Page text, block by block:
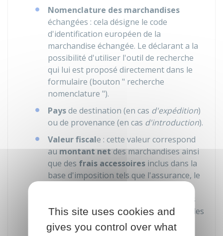
Nomenclature des marchandises
échangées : cela désigne le code
d'identification européen de la
marchandise échangée. Le déclarant a la
possibilité d'utiliser l'outil de recherche
qui lui est proposé directement dans le
formulaire (bouton " recherche
nomenclature ").
Paysde destination (en cas d'expédition)
ou de provenance (en cas d'introduction).
Valeur fiscale : cette valeur correspond
aumontant netdes marchandises ainsi
que des frais accessoires inclus dans la
base d'imposition tels que l'assurance, le
transport y sont inclus uniquement s'ils
figurent sur la même facture que celle des
marchandises.
This site uses cookies and
gives you control over what